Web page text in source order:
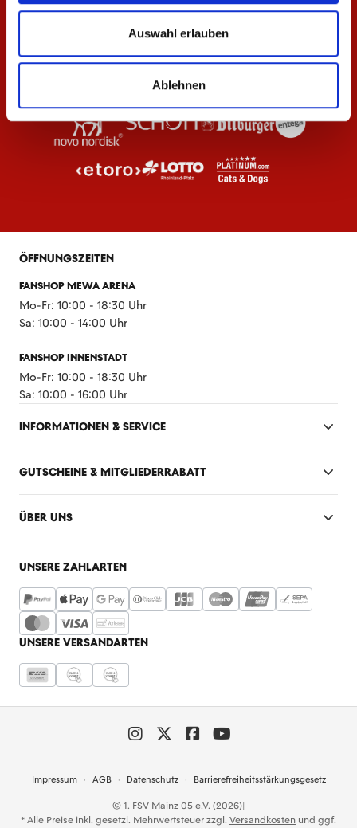
Auswahl erlauben
Ablehnen
ÖFFNUNGSZEITEN
FANSHOP MEWA ARENA
Mo-Fr: 10:00 - 18:30 Uhr
Sa: 10:00 - 14:00 Uhr
FANSHOP INNENSTADT
Mo-Fr: 10:00 - 18:30 Uhr
Sa: 10:00 - 16:00 Uhr
INFORMATIONEN & SERVICE
GUTSCHEINE & MITGLIEDERRABATT
ÜBER UNS
UNSERE ZAHLARTEN
UNSERE VERSANDARTEN
Impressum AGB Datenschutz Barrierefreiheitsstärkungsgesetz
© 1. FSV Mainz 05 e.V. (2026)|
* Alle Preise inkl. gesetzl. Mehrwertsteuer zzgl. Versandkosten und ggf.